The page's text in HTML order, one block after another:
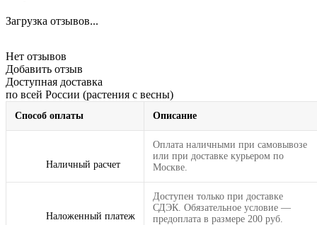
Загрузка отзывов...
Нет отзывов
Добавить отзыв
Доступная доставка
по всей России (растения с весны)
Способ оплаты Описание
Наличный расчет
Оплата наличными при самовывозе
или при доставке курьером по
Москве.
Наложенный платеж
Доступен только при доставке
СДЭК. Обязательное условие —
предоплата в размере 200 руб.